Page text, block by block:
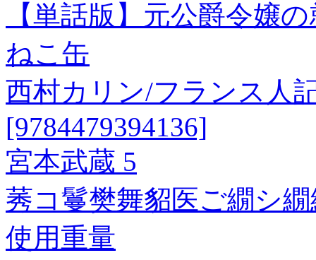
【単話版】元公爵令嬢
ねこ缶
西村カリン/フランス人
[9784479394136]
宮本武蔵 5
莠コ鬘樊舞貂医ご繝シ
使用重量